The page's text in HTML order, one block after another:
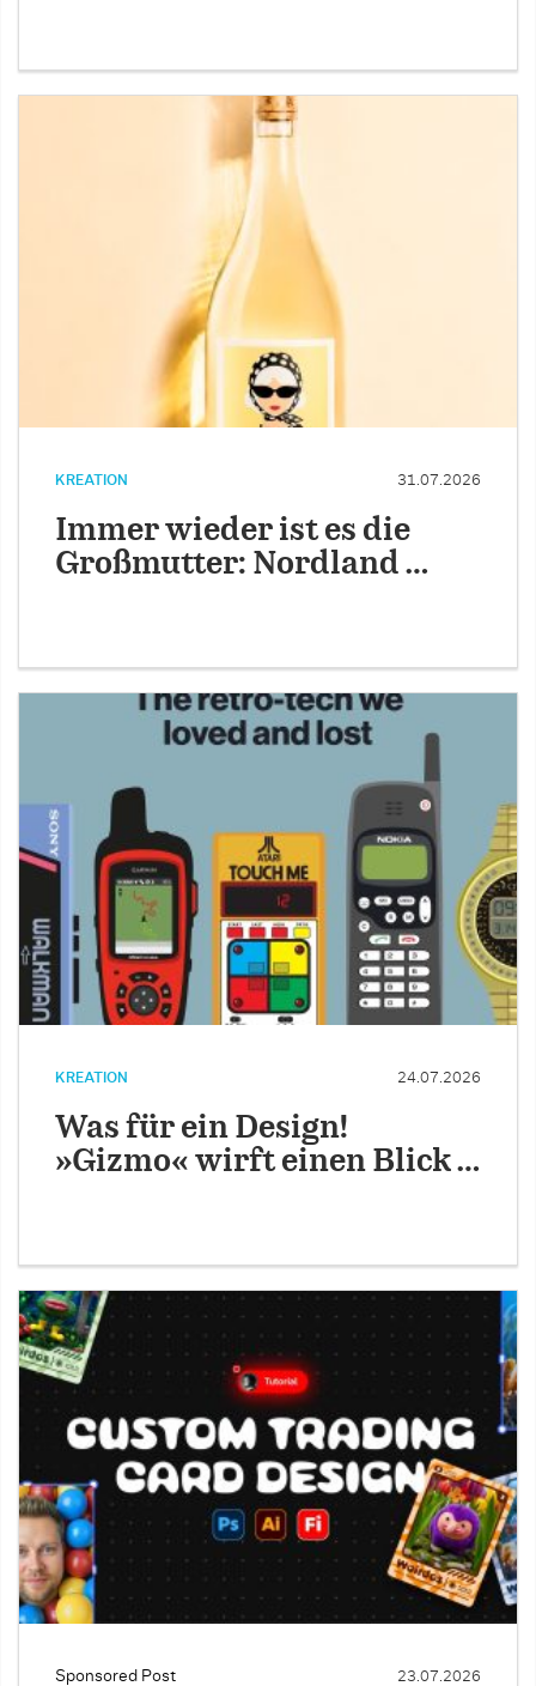
KREATION 31.07.2026
Immer wieder ist es die
Großmutter: Nordland …
KREATION 24.07.2026
Was für ein Design!
»Gizmo« wirft einen Blick …
Sponsored Post 23.07.2026